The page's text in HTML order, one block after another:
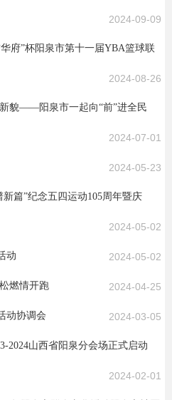
2024-09-09
府”杯阳泉市第十一届YBA篮球联
2024-08-26
貌——阳泉市一起向“前”进全民
2024-07-01
2024-05-23
篇”纪念五四运动105周年暨庆
2024-05-02
动 2024-05-02
燃情开跑 2024-04-25
动协调会 2024-03-05
2024山西省阳泉分会场正式启动
2024-02-01